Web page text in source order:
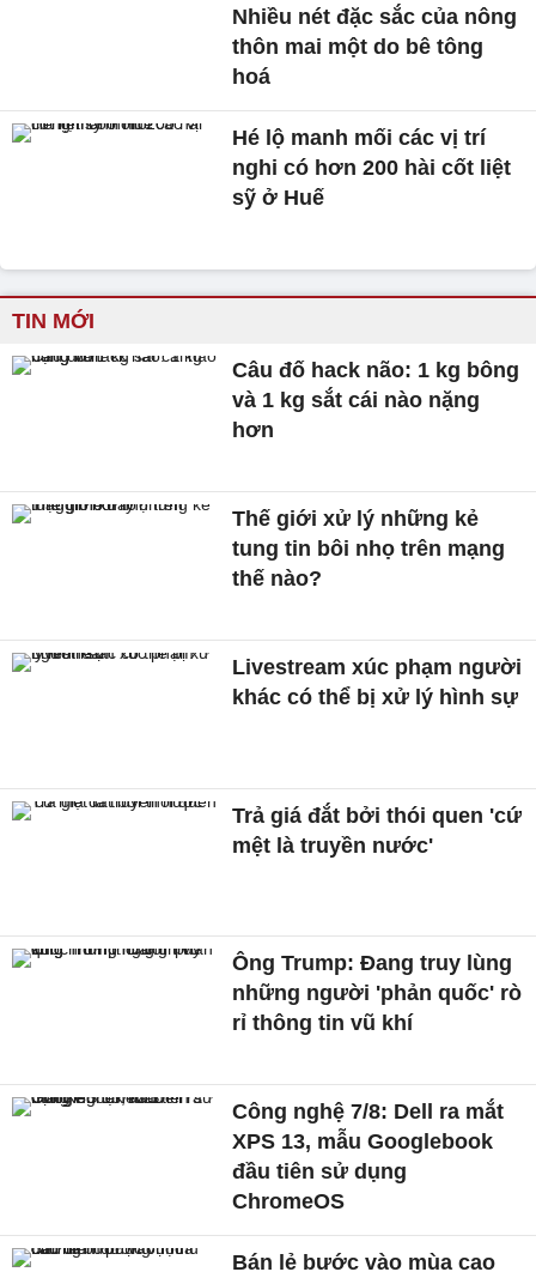
Nhiều nét đặc sắc của nông
thôn mai một do bê tông
hoá
Hé lộ manh mối các vị trí
nghi có hơn 200 hài cốt liệt
sỹ ở Huế
TIN MỚI
Câu đố hack não: 1 kg bông
và 1 kg sắt cái nào nặng
hơn
Thế giới xử lý những kẻ
tung tin bôi nhọ trên mạng
thế nào?
Livestream xúc phạm người
khác có thể bị xử lý hình sự
Trả giá đắt bởi thói quen 'cứ
mệt là truyền nước'
Ông Trump: Đang truy lùng
những người 'phản quốc' rò
rỉ thông tin vũ khí
Công nghệ 7/8: Dell ra mắt
XPS 13, mẫu Googlebook
đầu tiên sử dụng
ChromeOS
Bán lẻ bước vào mùa cao